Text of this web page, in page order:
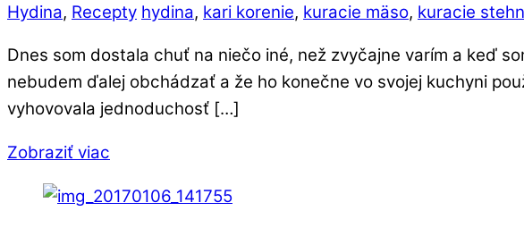
Hydina, Recepty hydina, kari korenie, kuracie mäso, kuracie
Dnes som dostala chuť na niečo iné, než zvyčajne varím a keď
nebudem ďalej obchádzať a že ho konečne vo svojej kuchyni
vyhovovala jednoduchosť […]
Zobraziť viac